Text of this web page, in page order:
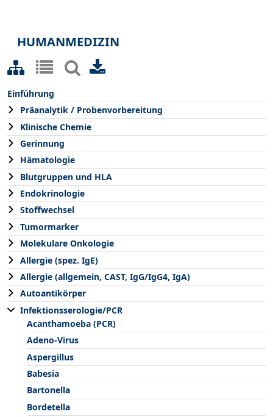
HUMANMEDIZIN
Einführung
Präanalytik / Probenvorbereitung
Klinische Chemie
Gerinnung
Hämatologie
Blutgruppen und HLA
Endokrinologie
Stoffwechsel
Tumormarker
Molekulare Onkologie
Allergie (spez. IgE)
Allergie (allgemein, CAST, IgG/IgG4, IgA)
Autoantikörper
Infektionsserologie/PCR
Acanthamoeba (PCR)
Adeno-Virus
Aspergillus
Babesia
Bartonella
Bordetella